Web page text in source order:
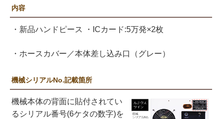
内容
・新品ハンドピース ・ICカード:5万発×2枚
・ホースカバー／本体差し込み口（グレー）
機械シリアルNo.記載箇所
機械本体の背面に貼付されてい
るシリアル番号(6ケタの数字)を